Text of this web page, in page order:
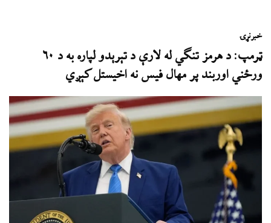
خبرنړۍ
ټرمپ: د هرمز تنګي له لارې د تېرېدو لپاره به د ۶۰
ورځني اوربند پر مهال فیس نه اخیستل کېږي